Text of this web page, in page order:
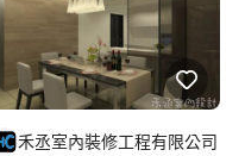
禾丞室內裝修工程有限公司